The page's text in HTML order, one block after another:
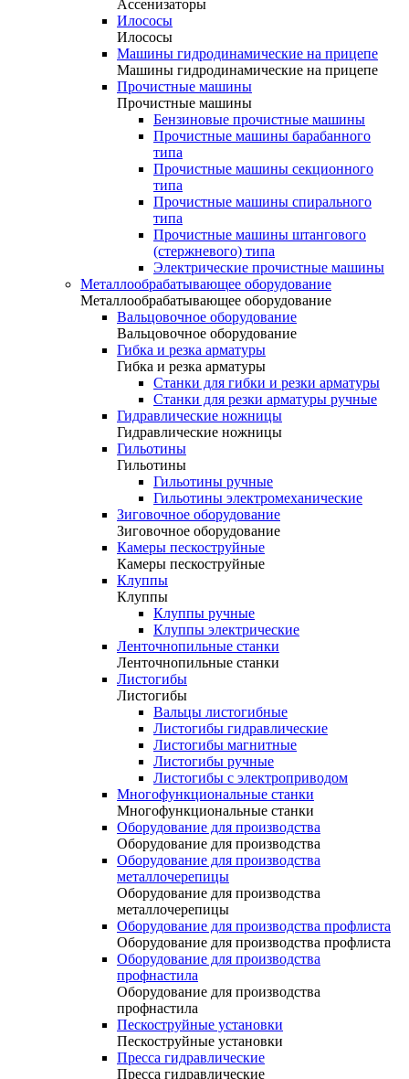
Ассенизаторы
Илососы
Илососы
Машины гидродинамические на прицепе
Машины гидродинамические на прицепе
Прочистные машины
Прочистные машины
Бензиновые прочистные машины
Прочистные машины барабанного
типа
Прочистные машины секционного
типа
Прочистные машины спирального
типа
Прочистные машины штангового
(стержневого) типа
Электрические прочистные машины
Металлообрабатывающее оборудование
Металлообрабатывающее оборудование
Вальцовочное оборудование
Вальцовочное оборудование
Гибка и резка арматуры
Гибка и резка арматуры
Станки для гибки и резки арматуры
Станки для резки арматуры ручные
Гидравлические ножницы
Гидравлические ножницы
Гильотины
Гильотины
Гильотины ручные
Гильотины электромеханические
Зиговочное оборудование
Зиговочное оборудование
Камеры пескоструйные
Камеры пескоструйные
Клуппы
Клуппы
Клуппы ручные
Клуппы электрические
Ленточнопильные станки
Ленточнопильные станки
Листогибы
Листогибы
Вальцы листогибные
Листогибы гидравлические
Листогибы магнитные
Листогибы ручные
Листогибы с электроприводом
Многофункциональные станки
Многофункциональные станки
Оборудование для производства
Оборудование для производства
Оборудование для производства
металлочерепицы
Оборудование для производства
металлочерепицы
Оборудование для производства профлиста
Оборудование для производства профлиста
Оборудование для производства
профнастила
Оборудование для производства
профнастила
Пескоструйные установки
Пескоструйные установки
Пресса гидравлические
Пресса гидравлические